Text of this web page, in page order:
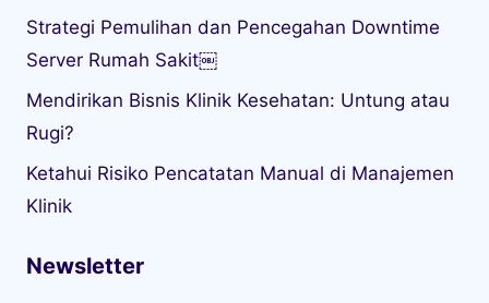
Strategi Pemulihan dan Pencegahan Downtime
Server Rumah Sakit￼
Mendirikan Bisnis Klinik Kesehatan: Untung atau
Rugi?
Ketahui Risiko Pencatatan Manual di Manajemen
Klinik
Newsletter